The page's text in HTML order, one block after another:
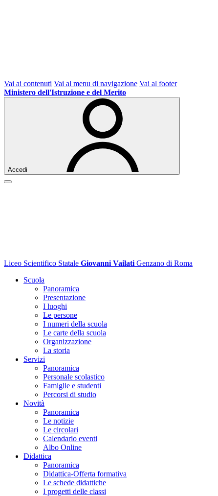
Vai ai contenuti Vai al menu di navigazione Vai al footer
Ministero dell'Istruzione e del Merito
Accedi
Liceo Scientifico Statale Giovanni Vailati Genzano di Roma
Scuola
Panoramica
Presentazione
I luoghi
Le persone
I numeri della scuola
Le carte della scuola
Organizzazione
La storia
Servizi
Panoramica
Personale scolastico
Famiglie e studenti
Percorsi di studio
Novità
Panoramica
Le notizie
Le circolari
Calendario eventi
Albo Online
Didattica
Panoramica
Didattica-Offerta formativa
Le schede didattiche
I progetti delle classi